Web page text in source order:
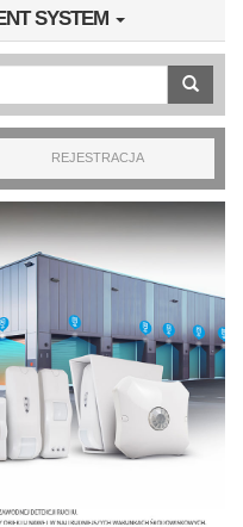
SYSTEM
REJESTRACJA